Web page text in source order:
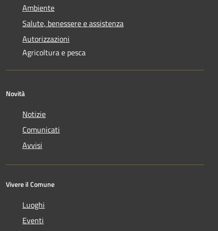
Ambiente
Salute, benessere e assistenza
Autorizzazioni
Agricoltura e pesca
Novità
Notizie
Comunicati
Avvisi
Vivere il Comune
Luoghi
Eventi